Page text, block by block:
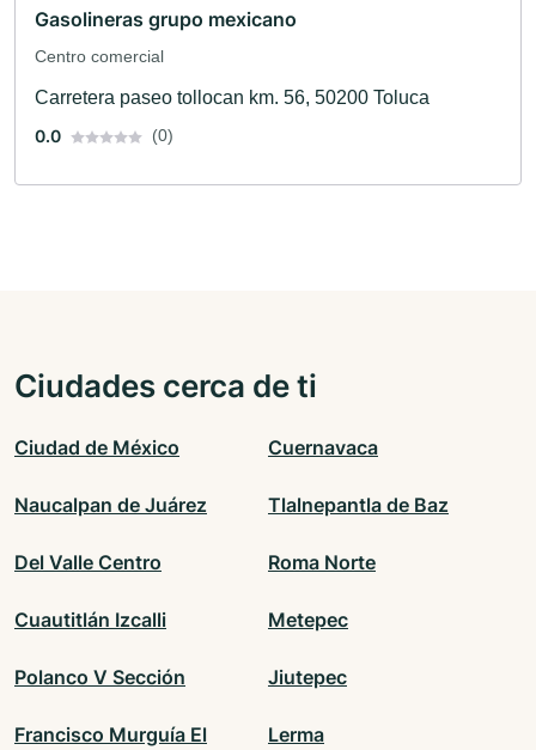
Gasolineras grupo mexicano
Centro comercial
Carretera paseo tollocan km. 56, 50200 Toluca
0.0
(0)
Ciudades cerca de ti
Ciudad de México Cuernavaca
Naucalpan de Juárez Tlalnepantla de Baz
Del Valle Centro Roma Norte
Cuautitlán Izcalli Metepec
Polanco V Sección Jiutepec
Francisco Murguía El
Lerma